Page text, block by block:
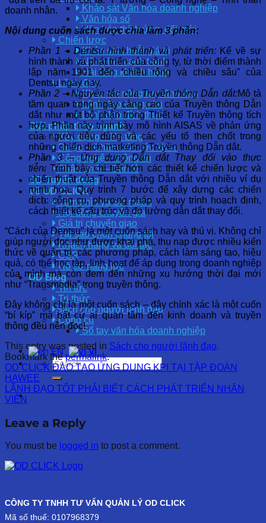
Khảo sát Văn hóa doanh nghiệp
Văn hóa số
Văn hóa thích ứng, đổi mới
Chiến lược
Khảo sát chuỗi giá trị
Năng lực cạnh tranh
Hài lòng khách hàng
Lãnh đạo
Khảo sát năng lực lãnh đạo
Lãnh đạo tương lai
Lãnh đạo đích thực
Giải pháp theo ngành
Xây dựng – Hạ tầng
Dược – Chăm sóc sức khỏe
Công nghệ – thông tin
Phân phối – Bán lẻ
OD Tuyển dụng
Về OD CLICK
Tầm nhìn và Sứ mệnh
Hội đồng chuyên gia
Giá trị chuyển giao
Tại sao chọn chúng tôi
Khách hàng và đối tác
CSR
Hồ sơ năng lực
OD Blog
Tin tức
Tri thức
Sách cho người lãnh đạo
Công cụ
Sổ tay văn hóa doanh nghiệp
EN VI
doanh nhân.
Nội dung cuốn sách được chia làm 3 phần:
Phần 1 – Dentsu hình thành và phát triển:Kể về sự
hình thành và phát triển của công ty, từ thời điểm thành
lập năm 1901 đến “chiều rộng và chiều sâu” của
Dentsu ngày nay.
Phần 2 – Nguyên tắc của Truyền thông Dẫn dắt:Mô tả
tầm quan trọng ngày càng cao của Truyền thông Dẫn
dắt như một bộ phận trong Thiết kế Truyền thông tích
hợp. Phần này trình bày mô hình AISAS về phản ứng
của người tiêu dùng và các yếu tố then chốt trong
những chiến dịch marketing Truyền thông Dẫn dắt.
Phần 3 – Ứng dụng Dẫn dắt Thay đổi vào thực
tiễn:Trình bày chi tiết hơn các thiết kế chiến lược và
chiến thuật của Truyền thông Dẫn dắt với nhiều ví dụ
minh họa. Quy trình 7 bước để xây dựng các chiến
dịch: công cụ, phương pháp và quy trình hoạch định,
cách thiết kế cấu trúc và đo lường dẫn dắt thay đổi.
“Cách của Dentsu” là một cuốn sách hay và thú vị. Không chỉ
giúp người đọc như được khai phá, thu nạp được nhiều kiến
thức về quản trị, các phương pháp, cách làm sáng tạo, hiệu
quả, có thể học tập, linh hoạt để áp dụng trong doanh nghiệp
của mình mà còn đem đến những xu hướng thời đại mới
như “Transmedia” trong truyền thông.
Đây không chỉ là một cuốn sách – đây chính xác là một cuốn
“bí kíp” mà bất cứ ai quan tâm đến kinh doanh và truyền
thông đều nên đọc!
This entry was posted in Sách cho người lãnh đạo.
Bookmark thepermalink.
OD CLICK ĐÀO TẠO ỨNG DỤNG KPI TẠI TẬP ĐOÀN
HAWEE
LÃNH ĐẠO TỐT PHẢI BIẾT CÁCH PHÁT TRIỂN NHÂN
VIÊN
Leave a Reply
You must be logged in to post a comment.
CÔNG TY TNHH TƯ VẤN QUẢN LÝ OD CLICK
Mã số thuế: 0107968379